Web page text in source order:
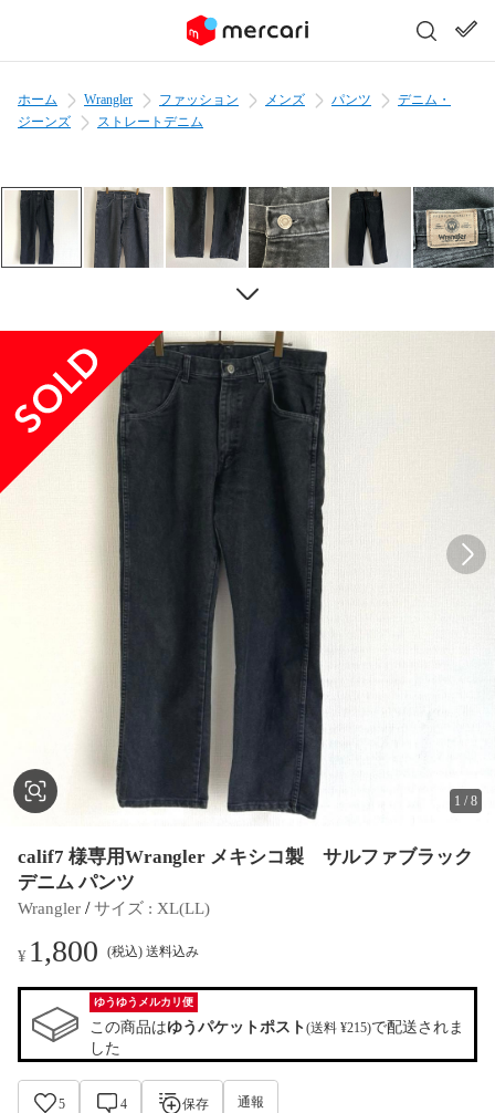
ホーム Wrangler ファッション メンズ パンツ
デニム・
ジーンズ
ストレートデニム
1 /8
calif7 様専用Wrangler メキシコ製 サルファブラック
デニム パンツ
Wrangler / サイズ : XL(LL)
¥ 1,800 (税込) 送料込み
ゆうゆうメルカリ便
この商品はゆうパケットポスト(送料 ¥215)で配送されま
した
5 4 保存 通報